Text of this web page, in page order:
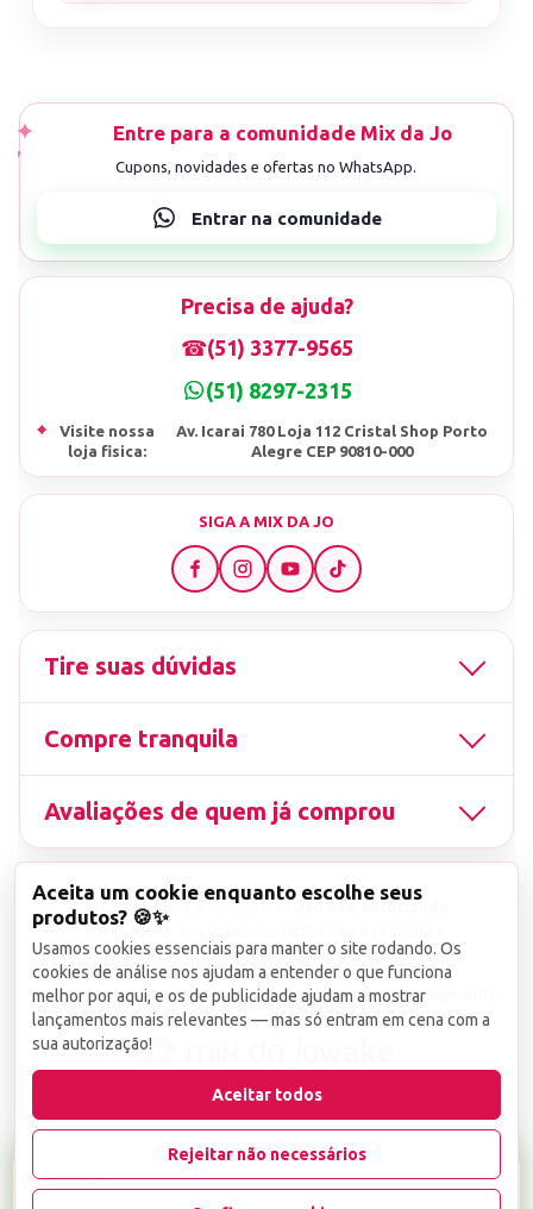
R$ 39,90
Precisa de ajuda?
☎(51) 3377-9565
(51) 8297-2315
⌖
Visite nossa
loja fisica:
Av. Icarai 780 Loja 112 Cristal Shop Porto
Alegre CEP 90810-000
SIGA A MIX DA JO
Tire suas dúvidas
Compre tranquila
Avaliações de quem já comprou
▤ CNPJ13.851.519/0001-25
de imagens ou conteúdos deste site é proibido e
viola a Lei de Direitos Autorais nº 9.610/98.
Infrações serão denunciadas diretamente ao órgão competente.
Aceita um cookie enquanto escolhe seus
produtos? 🍪✨
Usamos cookies essenciais para manter o site rodando. Os
cookies de análise nos ajudam a entender o que funciona
melhor por aqui, e os de publicidade ajudam a mostrar
lançamentos mais relevantes — mas só entram em cena com a
sua autorização!
Aceitar todos
Rejeitar não necessários